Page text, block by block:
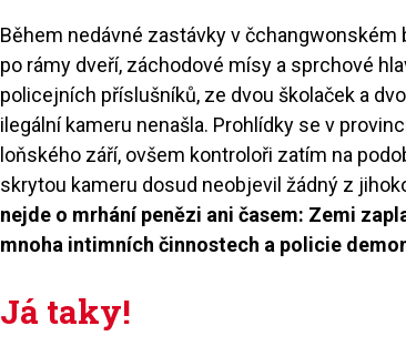
Během nedávné zastávky v čchangwonském
po rámy dveří, záchodové mísy a sprchové
policejních příslušníků, ze dvou školaček a
ilegální kameru nenašla. Prohlídky se v
loňského září, ovšem kontroloři zatím na
skrytou kameru dosud neobjevil žádný z
nejde o mrhání penězi ani časem: Zemi
mnoha intimních činnostech a policie
Já taky!